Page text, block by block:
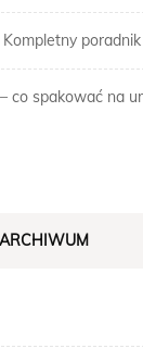
Kompletny poradnik
co spakować na
ARCHIWUM